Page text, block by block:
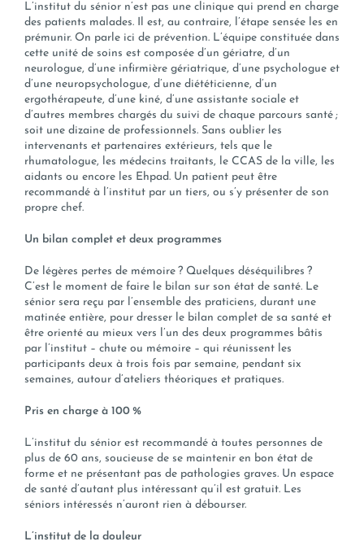
L’institut du sénior n’est pas une clinique qui prend en charge
des patients malades. Il est, au contraire, l’étape sensée les en
prémunir. On parle ici de prévention. L’équipe constituée dans
cette unité de soins est composée d’un gériatre, d’un
neurologue, d’une infirmière gériatrique, d’une psychologue et
d’une neuropsychologue, d’une diététicienne, d’un
ergothérapeute, d’une kiné, d’une assistante sociale et
d’autres membres chargés du suivi de chaque parcours santé ;
soit une dizaine de professionnels. Sans oublier les
intervenants et partenaires extérieurs, tels que le
rhumatologue, les médecins traitants, le CCAS de la ville, les
aidants ou encore les Ehpad. Un patient peut être
recommandé à l’institut par un tiers, ou s’y présenter de son
propre chef.
Un bilan complet et deux programmes
De légères pertes de mémoire ? Quelques déséquilibres ?
C’est le moment de faire le bilan sur son état de santé. Le
sénior sera reçu par l’ensemble des praticiens, durant une
matinée entière, pour dresser le bilan complet de sa santé et
être orienté au mieux vers l’un des deux programmes bâtis
par l’institut – chute ou mémoire – qui réunissent les
participants deux à trois fois par semaine, pendant six
semaines, autour d’ateliers théoriques et pratiques.
Pris en charge à 100 %
L’institut du sénior est recommandé à toutes personnes de
plus de 60 ans, soucieuse de se maintenir en bon état de
forme et ne présentant pas de pathologies graves. Un espace
de santé d’autant plus intéressant qu’il est gratuit. Les
séniors intéressés n’auront rien à débourser.
L’institut de la douleur